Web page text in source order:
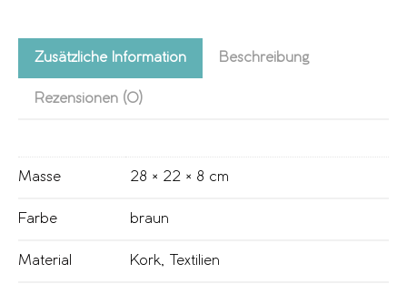
Zusätzliche Information Beschreibung
Rezensionen (0)
Masse 28 × 22 × 8 cm
Farbe braun
Material Kork Textilien